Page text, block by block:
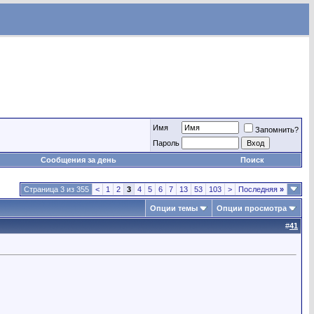
Имя
Запомнить?
Пароль
Сообщения за день
Поиск
Страница 3 из 355 < 1 2 3 4 5 6 7 13 53 103 > Последняя »
Опции темы Опции просмотра
#41